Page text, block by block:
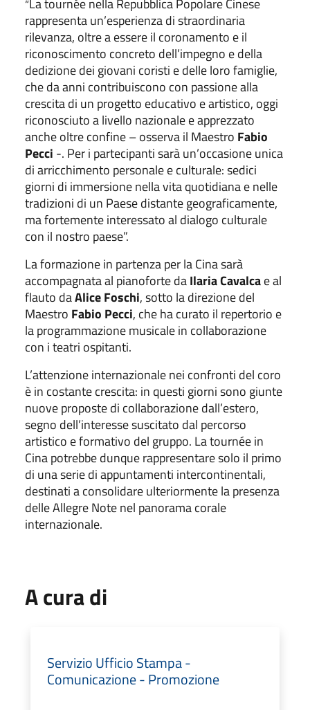
“
rappresenta un’esperienza di straordinaria
rilevanza, oltre a essere il coronamento e il
riconoscimento concreto dell’impegno e della
dedizione dei giovani coristi e delle loro famiglie,
che da anni contribuiscono con passione alla
crescita di un progetto educativo e artistico, oggi
riconosciuto a livello nazionale e apprezzato
anche oltre confine – osserva il Maestro Fabio
Pecci -. Per i partecipanti sarà un’occasione unica
di arricchimento personale e culturale: sedici
giorni di immersione nella vita quotidiana e nelle
tradizioni di un Paese distante geograficamente,
ma fortemente interessato al dialogo culturale
con il nostro paese”.
La formazione in partenza per la Cina sarà
accompagnata al pianoforte daIlaria Cavalcae al
flauto daAlice Foschi, sotto la direzione del
Maestro Fabio Pecci, che ha curato il repertorio e
la programmazione musicale in collaborazione
con i teatri ospitanti.
L’attenzione internazionale nei confronti del coro
è in costante crescita: in questi giorni sono giunte
nuove proposte di collaborazione dall’estero,
segno dell’interesse suscitato dal percorso
artistico e formativo del gruppo. La tournée in
Cina potrebbe dunque rappresentare solo il primo
di una serie di appuntamenti intercontinentali,
destinati a consolidare ulteriormente la presenza
delle Allegre Note nel panorama corale
internazionale.
A cura di
Servizio Ufficio Stampa -
Comunicazione - Promozione